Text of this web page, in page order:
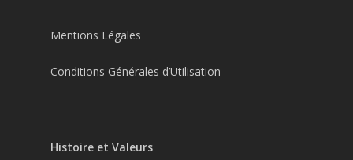
Mentions Légales
Conditions Générales d’Utilisation
Histoire et Valeurs